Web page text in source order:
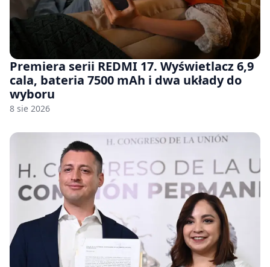
Premiera serii REDMI 17. Wyświetlacz 6,9
cala, bateria 7500 mAh i dwa układy do
wyboru
8 sie 2026